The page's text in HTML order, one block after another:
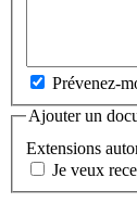
Prévenez-
Ajouter un
Extensions
Je veux